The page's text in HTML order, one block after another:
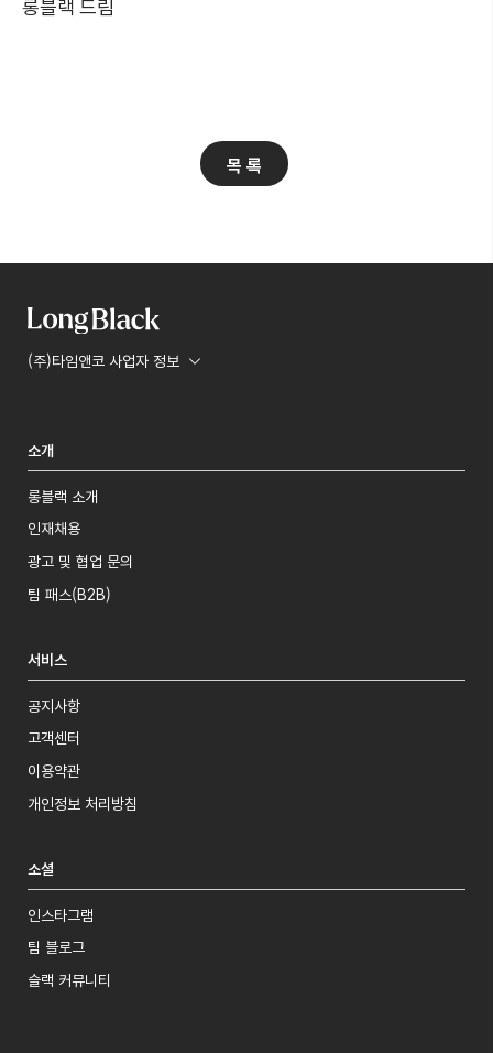
목 록
(주)타임앤코 사업자 정보
소개
롱블랙 소개
인재채용
광고 및 협업 문의
팀 패스(B2B)
서비스
공지사항
고객센터
이용약관
개인정보 처리방침
소셜
인스타그램
팀 블로그
슬랙 커뮤니티